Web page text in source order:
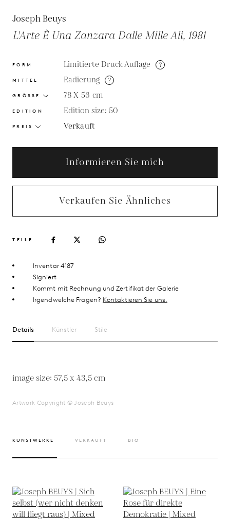
Joseph Beuys
L'Arte È Una Zanzara Dalle Mille Ali, 1981
FORM Limitierte Druck Auflage ?
MITTEL Radierung ?
GRÖSSE 78 X 56 cm
EDITION Edition size: 50
PREIS Verkauft
Informieren Sie mich
Verkaufen Sie Ähnliches
TEILE
Inventar 4187
Signiert
Kommt mit Rechnung und Zertifikat der Galerie
Irgendwelche Fragen? Kontaktieren Sie uns.
Details Künstler Stile
image size: 57,5 x 43,5 cm
Artwork Copyright © Joseph Beuys
KUNSTWERKE VERKAUFT BIO